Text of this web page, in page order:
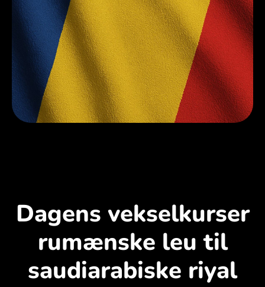
Dagens vekselkurser
rumænske leu til
saudiarabiske riyal